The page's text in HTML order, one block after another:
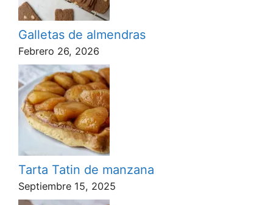
Galletas de almendras
Febrero 26, 2026
Tarta Tatin de manzana
Septiembre 15, 2025